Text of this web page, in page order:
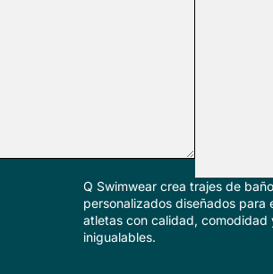
Q Swimwear crea trajes de baño
personalizados diseñados para
atletas con calidad, comodidad
inigualables.